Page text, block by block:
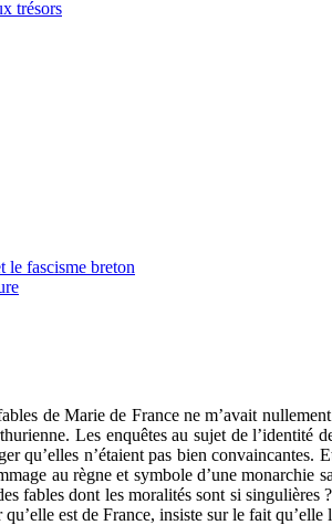
trésors
le fascisme breton
de Marie de France ne m’avait
Les enquêtes au sujet de
qu’elles n’étaient pas bien
au règne et symbole d’une monarchie
fables dont les moralités sont si
est de France, insiste sur le fait qu’elle